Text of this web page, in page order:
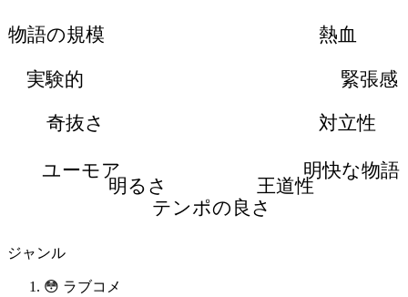
熱血
緊張感
対立性
明快な物語
王道性
テンポの良さ
明るさ
ユーモア
奇抜さ
実験的
物語の規模
ジャンル
😳 ラブコメ